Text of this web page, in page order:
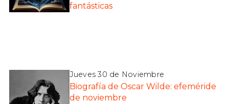
fantásticas
Jueves 30 de Noviembre
Biografía de Oscar Wilde: efeméride
de noviembre